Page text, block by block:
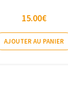
15.00€
AJOUTER AU PANIER